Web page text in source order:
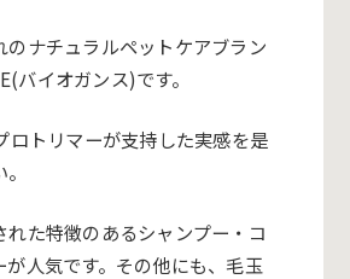
のナチュラルペットケアブラン
バイオガンス)です。
ロトリマーが支持した実感を是
れた特徴のあるシャンプー・コ
が人気です。その他にも、毛玉